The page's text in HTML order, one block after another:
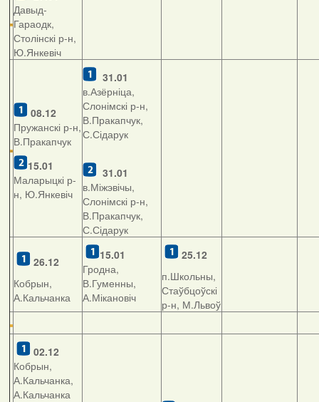
Давыд-
Гараодк,
Столінскі р-н,
Ю.Янкевіч
08.12
Пружанскі р-н,
В.Пракапчук
15.01
Маларыцкі р-
н, Ю.Янкевіч
31.01
в.Азёрніца,
Слонімскі р-н,
В.Пракапчук,
С.Сідарук
31.01
в.Міжэвічы,
Слонімскі р-н,
В.Пракапчук,
С.Сідарук
26.12
Кобрын,
А.Кальчанка
15.01
Гродна,
В.Гуменны,
А.Мікановіч
25.12
п.Школьны,
Стаўбцоўскі
р-н, М.Львоў
02.12
Кобрын,
А.Кальчанка,
А.Кальчанка